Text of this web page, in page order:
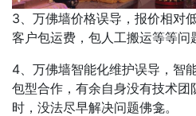
3、万佛墙价格误导，报价相对
客户包运费，包人工搬运等等问
4、万佛墙智能化维护误导，智
包型合作，有余自身没有技术团
时，没法尽早解决问题佛龛。